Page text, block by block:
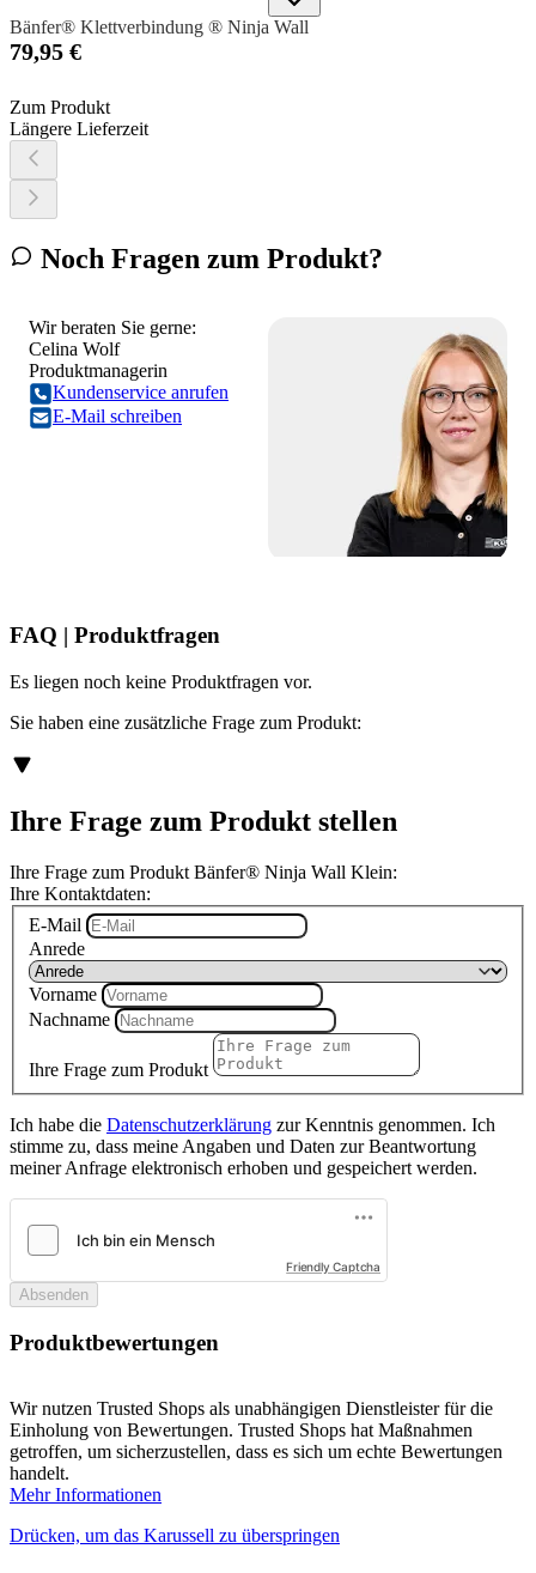
Bänfer® Klettverbindung ® Ninja Wall
79,95 €
Zum Produkt
Längere Lieferzeit
Noch Fragen zum Produkt?
Wir beraten Sie gerne:
Celina Wolf
Produktmanagerin
Kundenservice anrufen
E-Mail schreiben
FAQ | Produktfragen
Es liegen noch keine Produktfragen vor.
Sie haben eine zusätzliche Frage zum Produkt:
Ihre Frage zum Produkt stellen
Ihre Frage zum Produkt Bänfer® Ninja Wall Klein:
Ihre Kontaktdaten:
E-Mail
Anrede
Vorname
Nachname
Ihre Frage zum Produkt
Ich habe die Datenschutzerklärung zur Kenntnis genommen. Ich
stimme zu, dass meine Angaben und Daten zur Beantwortung
meiner Anfrage elektronisch erhoben und gespeichert werden.
Friendly Captcha
Absenden
Produktbewertungen
Wir nutzen Trusted Shops als unabhängigen Dienstleister für die
Einholung von Bewertungen. Trusted Shops hat Maßnahmen
getroffen, um sicherzustellen, dass es sich um echte Bewertungen
handelt.
Mehr Informationen
Drücken, um das Karussell zu überspringen